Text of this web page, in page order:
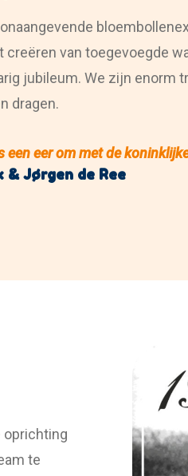
creëren van toegevoegde
jubileum. We zijn enorm
dragen.
is een eer om met de
& Jørgen de Ree
oprichting
te